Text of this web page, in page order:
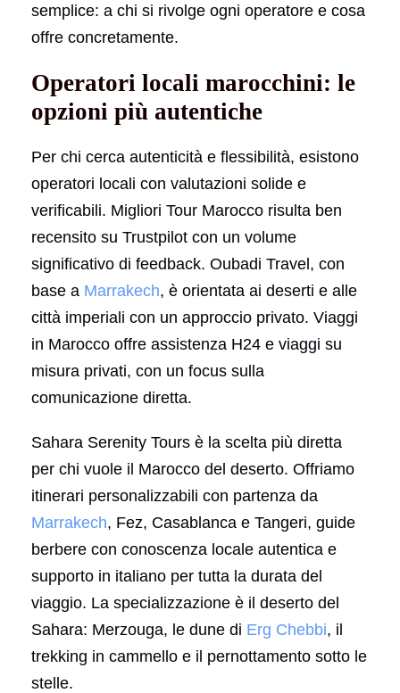
semplice: a chi si rivolge ogni operatore e cosa
offre concretamente.
Operatori locali marocchini: le
opzioni più autentiche
Per chi cerca autenticità e flessibilità, esistono
operatori locali con valutazioni solide e
verificabili. Migliori Tour Marocco risulta ben
recensito su Trustpilot con un volume
significativo di feedback. Oubadi Travel, con
base a Marrakech, è orientata ai deserti e alle
città imperiali con un approccio privato. Viaggi
in Marocco offre assistenza H24 e viaggi su
misura privati, con un focus sulla
comunicazione diretta.
Sahara Serenity Tours è la scelta più diretta
per chi vuole il Marocco del deserto. Offriamo
itinerari personalizzabili con partenza da
Marrakech, Fez, Casablanca e Tangeri, guide
berbere con conoscenza locale autentica e
supporto in italiano per tutta la durata del
viaggio. La specializzazione è il deserto del
Sahara: Merzouga, le dune di Erg Chebbi, il
trekking in cammello e il pernottamento sotto le
stelle.